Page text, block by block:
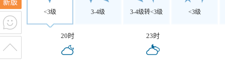
<3级 3-4级 3-4级转<3级 <3级
20时 23时